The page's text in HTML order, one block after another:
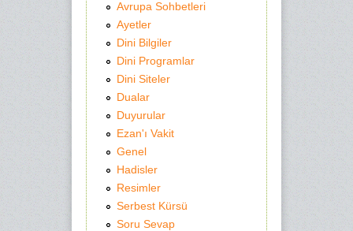
Avrupa Sohbetleri
Ayetler
Dini Bilgiler
Dini Programlar
Dini Siteler
Dualar
Duyurular
Ezan'ı Vakit
Genel
Hadisler
Resimler
Serbest Kürsü
Soru Sevap